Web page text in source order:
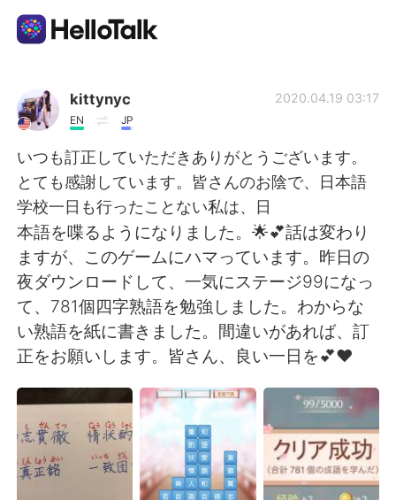
AI Grammar Checker
Türkçe
English 简体中文
繁體中文 Español
العربية Français
Deutsch 日本語
한국어 Русский
Indonesia
kittynyc
EN JP
2020.04.19 03:17
いつも訂正していただきありがとうございます。
とても感謝しています。皆さんのお陰で、日本語
学校一日も行ったことない私は、日
本語を喋るようになりました。🌟💕話は変わり
ますが、このゲームにハマっています。昨日の
夜ダウンロードして、一気にステージ99になっ
て、781個四字熟語を勉強しました。わからな
い熟語を紙に書きました。間違いがあれば、訂
正をお願いします。皆さん、良い一日を💕❤